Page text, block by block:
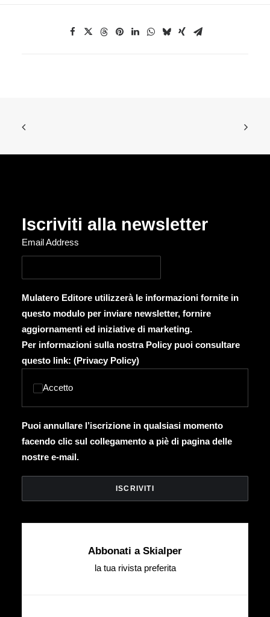
Iscriviti alla newsletter
Email Address
Mulatero Editore utilizzerà le informazioni fornite in
questo modulo per inviare newsletter, fornire
aggiornamenti ed iniziative di marketing.
Per informazioni sulla nostra Policy puoi consultare
questo link: (Privacy Policy)
Accetto
Puoi annullare l’iscrizione in qualsiasi momento
facendo clic sul collegamento a piè di pagina delle
nostre e-mail.
Abbonati a Skialper
la tua rivista preferita